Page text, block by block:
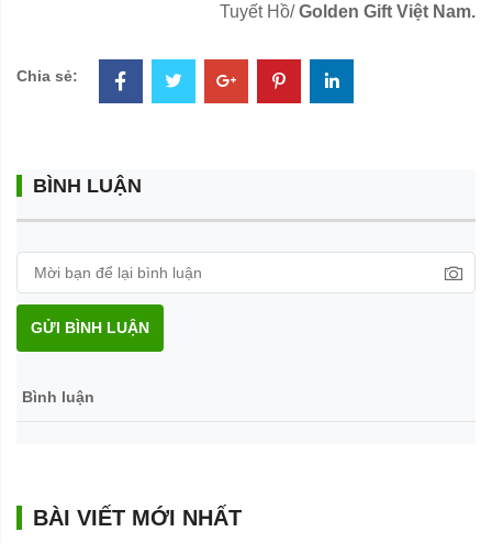
Tuyết Hồ/Golden Gift Việt Nam.
Chia sẻ:
BÌNH LUẬN
GỬI BÌNH LUẬN
Bình luận
BÀI VIẾT MỚI NHẤT